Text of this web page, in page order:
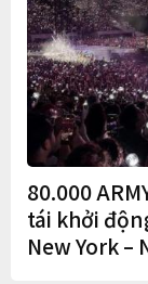
80.000
tái khởi
New York –